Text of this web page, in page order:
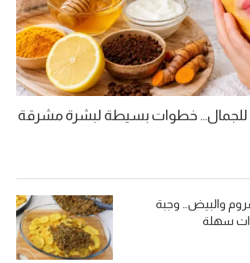
خطوات بسيطة لبشرة مشرقة
والبيض… وجبة
سهلة